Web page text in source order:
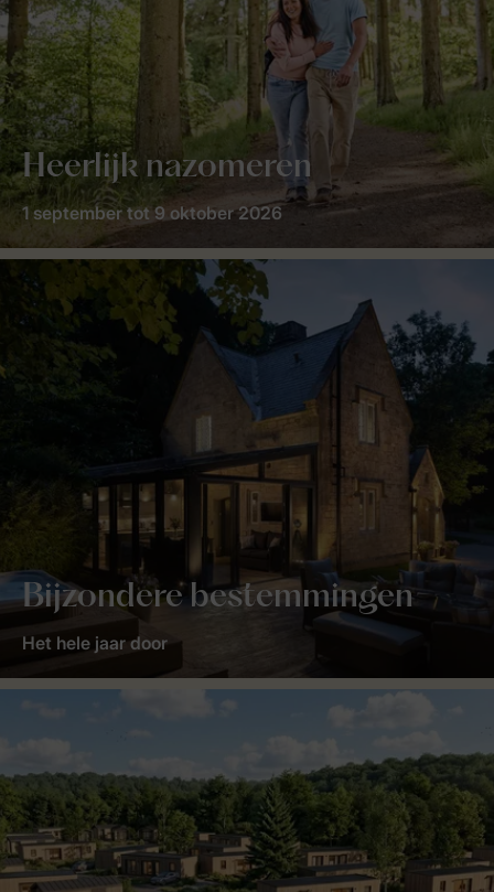
Heerlijk nazomeren
1 september tot 9 oktober 2026
Bijzondere bestemmingen
Het hele jaar door